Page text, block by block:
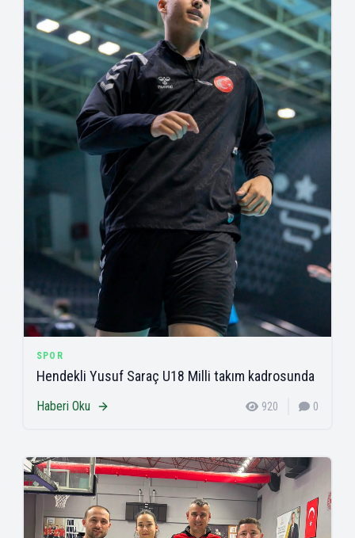
SPOR
Hendekli Yusuf Saraç U18 Milli takım kadrosunda
Haberi Oku 920 0